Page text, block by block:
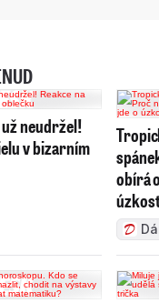
neudržel!
v bizarním
obírá